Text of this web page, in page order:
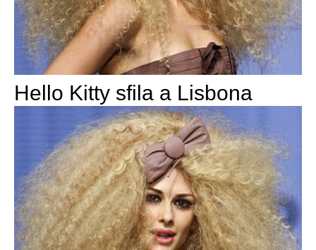
Hello Kitty sfila a Lisbona